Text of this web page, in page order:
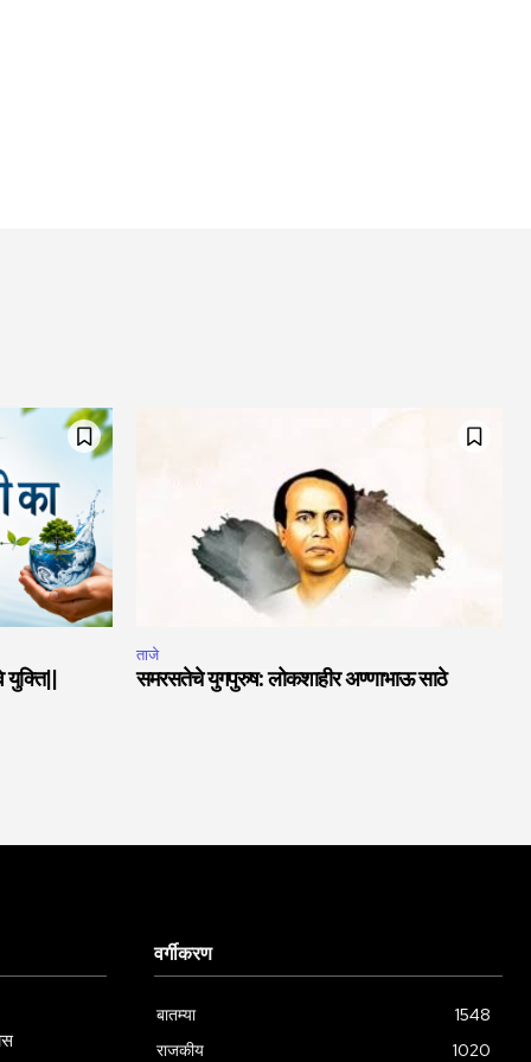
ताजे
समरसतेचे युगपुरुष: लोकशाहीर अण्णाभाऊ साठे
वर्गीकरण
बातम्या
1548
राजकीय
1020